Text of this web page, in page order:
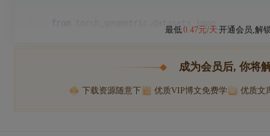
最低0.47元/天 开通会员,解
成为会员后, 你将
下载资源随意下 优质VIP博文免费学 优质文